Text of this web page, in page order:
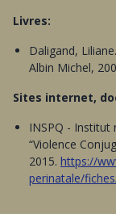
Livres:
Daligand,
Albin Michel,
Sites internet,
INSPQ - Institut
“Violence
2015. https://
perinatale/